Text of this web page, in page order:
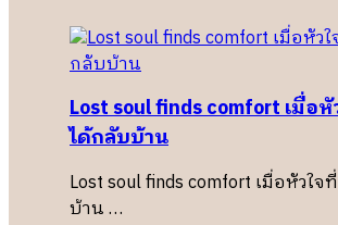
Lost soul finds comfort เมื่อ
ได้กลับบ้าน
Lost soul finds comfort เมื่อหัวใ
บ้าน …